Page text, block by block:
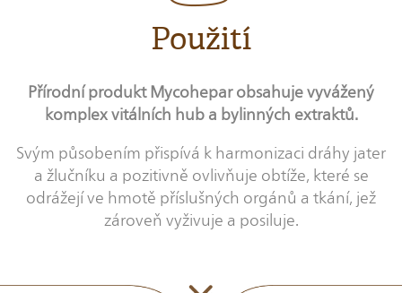
Použití
Přírodní produkt Mycohepar obsahuje vyvážený
komplex vitálních hub a bylinných extraktů.
Svým působením přispívá k harmonizaci dráhy jater
a žlučníku a pozitivně ovlivňuje obtíže, které se
odrážejí ve hmotě příslušných orgánů a tkání, jež
zároveň vyživuje a posiluje.